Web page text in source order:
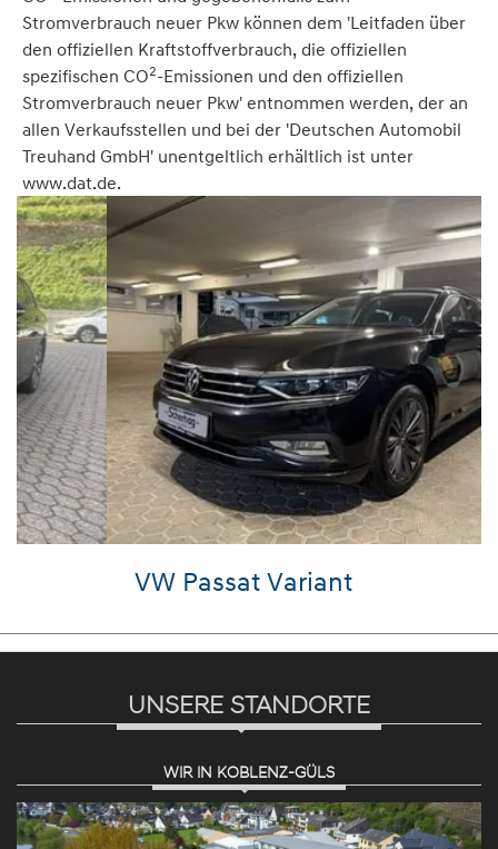
Stromverbrauch neuer Pkw können dem 'Leitfaden über
den offiziellen Kraftstoffverbrauch, die offiziellen
spezifischen CO2-Emissionen und den offiziellen
Stromverbrauch neuer Pkw' entnommen werden, der an
allen Verkaufsstellen und bei der 'Deutschen Automobil
Treuhand GmbH' unentgeltlich erhältlich ist unter
www.dat.de.
VW Passat Variant
UNSERE STANDORTE
WIR IN KOBLENZ-GÜLS